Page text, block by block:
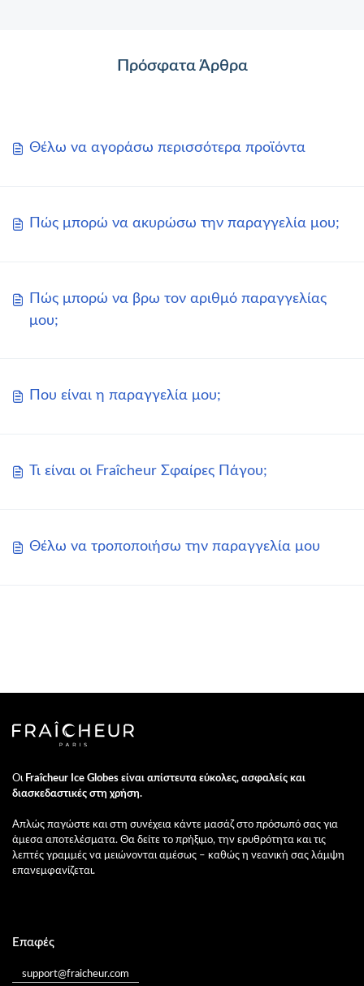
Πρόσφατα Άρθρα
Θέλω να αγοράσω περισσότερα προϊόντα
Πώς μπορώ να ακυρώσω την παραγγελία μου;
Πώς μπορώ να βρω τον αριθμό παραγγελίας
μου;
Που είναι η παραγγελία μου;
Τι είναι οι Fraîcheur Σφαίρες Πάγου;
Θέλω να τροποποιήσω την παραγγελία μου
Οι Fraîcheur Ice Globes είναι απίστευτα εύκολες, ασφαλείς και
διασκεδαστικές στη χρήση.
Απλώς παγώστε και στη συνέχεια κάντε μασάζ στο πρόσωπό σας για
άμεσα αποτελέσματα. Θα δείτε το πρήξιμο, την ερυθρότητα και τις
λεπτές γραμμές να μειώνονται αμέσως – καθώς η νεανική σας λάμψη
επανεμφανίζεται.
Επαφές
support@fraicheur.com